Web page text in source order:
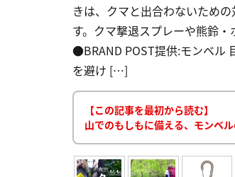
きは、クマと出合わないため
す。クマ撃退スプレーや熊鈴
●BRAND POST提供:モンベル
を避け […]
【この記事を最初から読む】
山でのもしもに備える、モンベ